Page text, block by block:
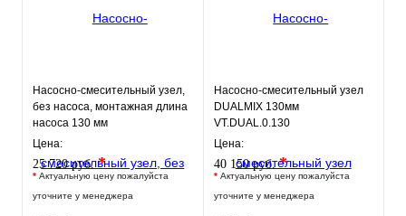
Насосно-смесительный узел,
без насоса, монтажная длина
насоса 130 мм
VT.TECHNOMIX.0.130
Цена:
25 720 руб.*
* Актуальную цену пожалуйста
уточните у менеджера
Насосно-смесительный узел
DUALMIX 130мм
VT.DUAL.0.130
Цена:
40 150 руб.*
* Актуальную цену пожалуйста
уточните у менеджера